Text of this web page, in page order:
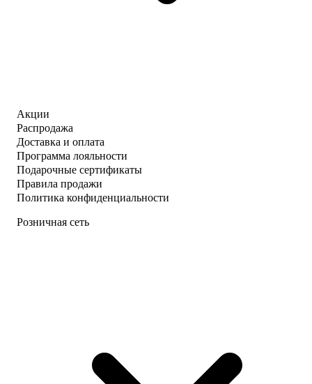
Акции
Распродажа
Доставка и оплата
Программа лояльности
Подарочные сертификаты
Правила продажи
Политика конфиденциальности
Розничная сеть